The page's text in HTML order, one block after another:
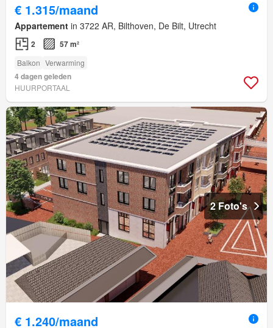
€ 1.315/maand
Appartement in 3722 AR, Bilthoven, De Bilt, Utrecht
2 57 m²
Balkon Verwarming
4 dagen geleden
HUURPORTAAL
2 Foto's
€ 1.240/maand